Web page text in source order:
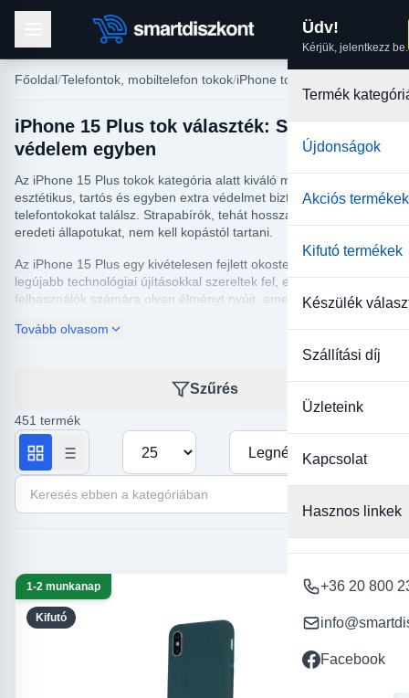
Üdv!
Kérjük, jelentkezz be.
Termék
Újdonságok
Akciós termékek
Kifutó termékek
Készülék
Szállítási díj
Üzleteink
Kapcsolat
Hasznos linkek
+36 20 800
Facebook
Főoldal Telefontok, mobiltelefon tokok iPhone tokok
iPhone 15 Plus tok választék: Stílus és
védelem egyben
Az iPhone 15 Plus tokok kategória alatt kiváló minőségű,
esztétikus, tartós és egyben extra védelmet biztosító
telefontokokat találsz. Strapabírók, tehát hosszan megőrzik
eredeti állapotukat, nem kell kopástól tartani.
Az iPhone 15 Plus egy kivételesen fejlett okostelefon, amelyet a
legújabb technológiai újításokkal szereltek fel, ezáltal a
felhasználók számára olyan élményt nyújt, amely túlmutat a
védjük készülékünket a mindennapi használat során felmerülő
károkozó tényezőktől, mint például az ütődések, karcolások,
Tovább olvasom
Szűrés
451 termék
Keresés ebben a kategóriában
Termékek száma oldalanként
Rendezés
Kifutó
1-2 munkanap